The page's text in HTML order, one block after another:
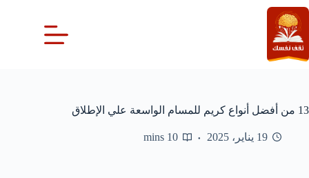
التجاوز
إلى
المحتوى
13 من أفضل أنواع كريم للمسام الواسعة علي الإطلاق
19 يناير، 2025 10 mins